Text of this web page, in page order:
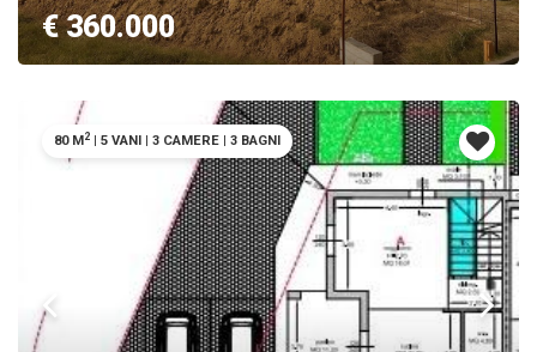
€ 360.000
80 M2 | 5 VANI | 3 CAMERE | 3 BAGNI